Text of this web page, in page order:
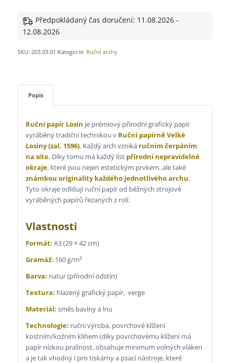
Předpokládaný čas doručení: 11.08.2026 -
12.08.2026
SKU: 203.03.01 Kategorie: Ruční archy
Popis
Ruční papír Losín je prémiový přírodní grafický papír
vyráběný tradiční technikou v Ruční papírně Velké
Losiny (zal. 1596). Každý arch vzniká ručním čerpáním
na síto. Díky tomu má každý list přírodní nepravidelné
okraje, které jsou nejen estetickým prvkem, ale také
známkou originality každého jednotlivého archu.
Tyto okraje odlišují ruční papír od běžných strojově
vyráběných papírů řezaných z rolí.
Vlastnosti
Formát: A3 (29 × 42 cm)
Gramáž: 160 g/m²
Barva: natur (přírodní odstín)
Textura: hlazený grafický papír, verge
Materiál: směs bavlny a lnu
Technologie: ruční výroba, povrchové klížení
kostním/kožním klihem (díky povrchovému klížení má
papír nízkou prašnost, obsahuje minimum volných vláken
a je tak vhodný i pro tiskárny a psací nástroje, které